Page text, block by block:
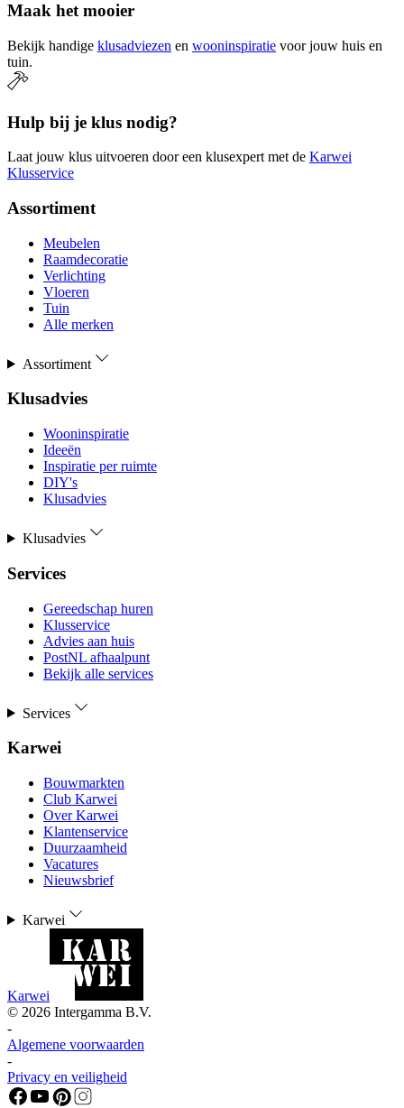
Maak het mooier
Bekijk handige klusadviezen en wooninspiratie voor jouw huis en
tuin.
Hulp bij je klus nodig?
Laat jouw klus uitvoeren door een klusexpert met de Karwei
Klusservice
Assortiment
Meubelen
Raamdecoratie
Verlichting
Vloeren
Tuin
Alle merken
Assortiment
Klusadvies
Wooninspiratie
Ideeën
Inspiratie per ruimte
DIY's
Klusadvies
Klusadvies
Services
Gereedschap huren
Klusservice
Advies aan huis
PostNL afhaalpunt
Bekijk alle services
Services
Karwei
Bouwmarkten
Club Karwei
Over Karwei
Klantenservice
Duurzaamheid
Vacatures
Nieuwsbrief
Karwei
Karwei
© 2026 Intergamma B.V.
-
Algemene voorwaarden
-
Privacy en veiligheid